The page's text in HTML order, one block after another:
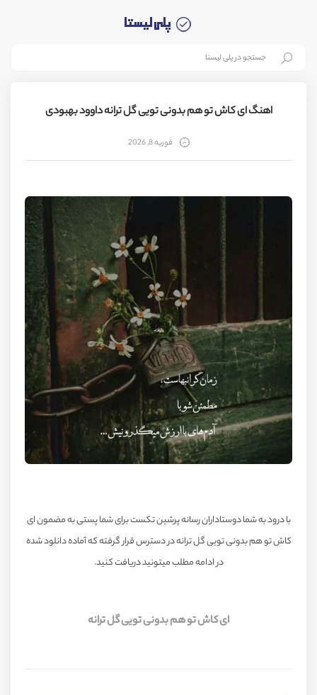
اهنگ ای کاش تو هم بدونی تویی گل ترانه داوود بهبودی
فوریه 8, 2026
با درود به شما دوستاداران رسانه پرشین تکست برای شما پستی به مضمون ای
کاش تو هم بدونی تویی گل ترانه در دسترس قرار گرفته که آماده دانلود شده
در ادامه مطلب میتونید دریافت کنید.
ای کاش تو هم بدونی تویی گل ترانه